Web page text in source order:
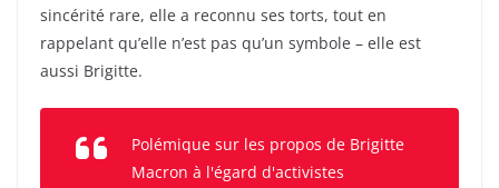
sincérité rare, elle a reconnu ses torts, tout en
rappelant qu’elle n’est pas qu’un symbole – elle est
aussi Brigitte.
Polémique sur les propos de Brigitte
Macron à l'égard d'activistes